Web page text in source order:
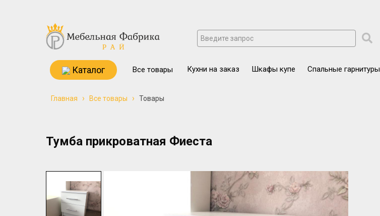
Кухни на заказ
Шкафы купе Спальные гарнитуры
Все товары
Каталог
Главная › Все товары › Товары
Тумба прикроватная Фиеста